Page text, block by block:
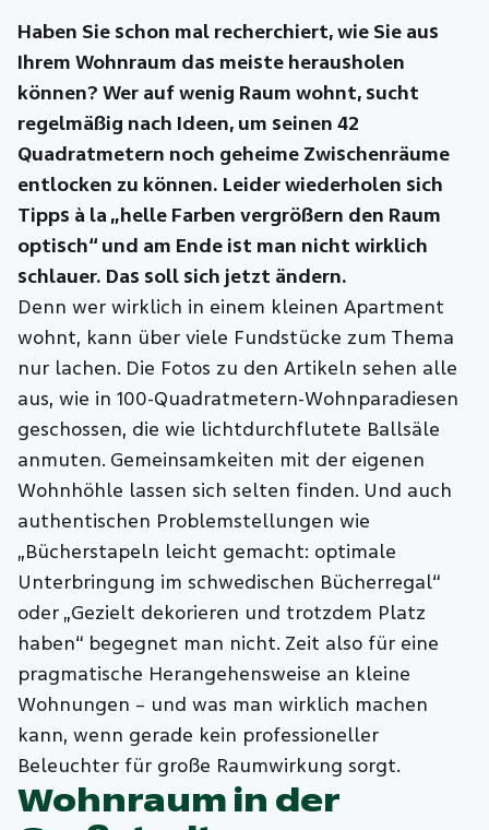
Haben Sie schon mal recherchiert, wie Sie aus
Ihrem Wohnraum das meiste herausholen
können? Wer auf wenig Raum wohnt, sucht
regelmäßig nach Ideen, um seinen 42
Quadratmetern noch geheime Zwischenräume
entlocken zu können. Leider wiederholen sich
Tipps à la „helle Farben vergrößern den Raum
optisch“ und am Ende ist man nicht wirklich
schlauer. Das soll sich jetzt ändern.
Denn wer wirklich in einem kleinen Apartment
wohnt, kann über viele Fundstücke zum Thema
nur lachen. Die Fotos zu den Artikeln sehen alle
aus, wie in 100-Quadratmetern-Wohnparadiesen
geschossen, die wie lichtdurchflutete Ballsäle
anmuten. Gemeinsamkeiten mit der eigenen
Wohnhöhle lassen sich selten finden. Und auch
authentischen Problemstellungen wie
„Bücherstapeln leicht gemacht: optimale
Unterbringung im schwedischen Bücherregal“
oder „Gezielt dekorieren und trotzdem Platz
haben“ begegnet man nicht. Zeit also für eine
pragmatische Herangehensweise an kleine
Wohnungen – und was man wirklich machen
kann, wenn gerade kein professioneller
Beleuchter für große Raumwirkung sorgt.
Wohnraum in der